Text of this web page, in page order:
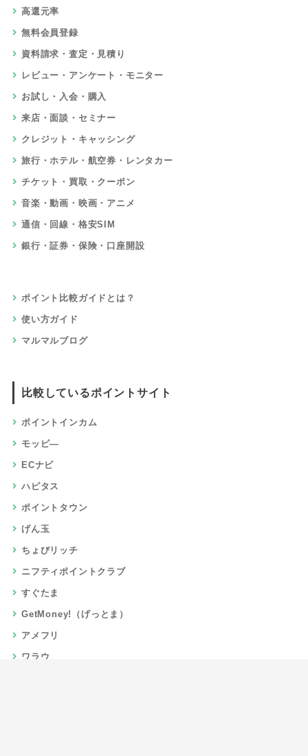
高還元率
無料会員登録
資料請求・査定・見積り
レビュー・アンケート・モニター
お試し・入会・購入
来店・面談・セミナー
クレジット・キャッシング
旅行・ホテル・航空券・レンタカー
チケット・買取・クーポン
音楽・動画・映画・アニメ
通信・回線・格安SIM
銀行・証券・保険・口座開設
ポイント比較ガイドとは？
使い方ガイド
マルマルブログ
比較しているポイントサイト
ポイントインカム
モッピ―
ECナビ
ハピタス
ポイントタウン
げん玉
ちょびリッチ
ニフティポイントクラブ
すぐたま
GetMoney!（げっとま）
アメフリ
ワラウ